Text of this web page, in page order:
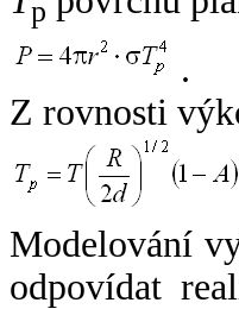
p
.
Z rovnosti
Modelování
odpovídat